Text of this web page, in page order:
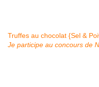
Truffes au chocolat {Sel &
Je participe au concours de